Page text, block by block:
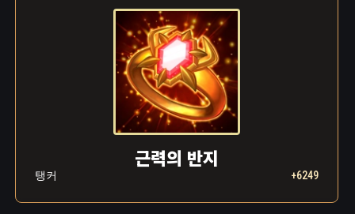
부림치며 등 뒤로 발톱을 휘둘러댔고, 안드바리
의 부상은 점점 늘어만 갔습니다. 일루셔너와
드로머의 핏줄기가 하나의 강물이 되어 동굴 바
닥을 따라 흘렀습니다. 안드바리의 의식이 흐려
지기 시작했습니다. 눈앞의 어둠 속에서 적록색
빛이 명멸했고, 안드바리는 끝이 다가오고 있음
을 직감했습니다. 피에 젖어 미끄러워진 손이
괴물을 놓치고 말았고, 안드바리는 본능적으로
반대편 어깨를 움직여 괴물을 붙잡으려 했습니
다. 아니, 붙잡았습니다! 참혹하게 입을 벌린 상
처에서 바위로 된 어깨가 솟아나더니, 이내 팔뚝
과 손까지 생겨나 괴물의 목을 짓눌렀습니다.
근력의 반지
탱커 +6249